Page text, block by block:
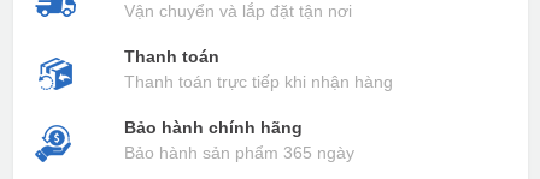
Vận chuyển và lắp đặt tận nơi
Thanh toán
Thanh toán trực tiếp khi nhận hàng
Bảo hành chính hãng
Bảo hành sản phẩm 365 ngày